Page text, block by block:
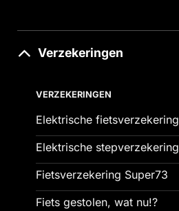
Verzekeringen
VERZEKERINGEN
Elektrische fietsverzekering
Elektrische stepverzekering
Fietsverzekering Super73
Fiets gestolen, wat nu!?